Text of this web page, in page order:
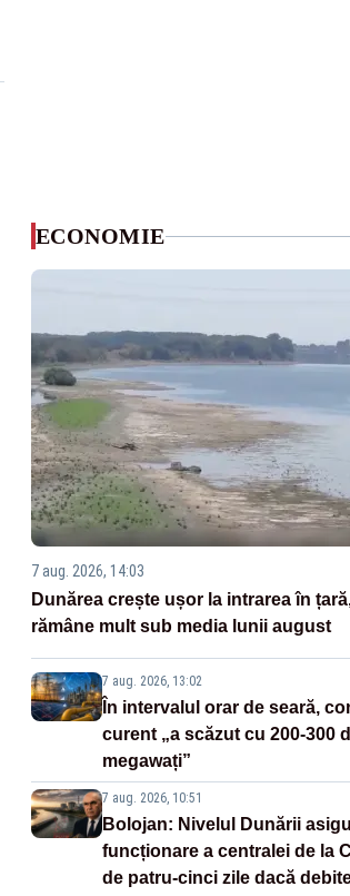
ECONOMIE
7 aug. 2026, 14:03
Dunărea crește ușor la intrarea în
rămâne mult sub media lunii august
7 aug. 2026, 13:02
În intervalul orar de seară,
curent „a scăzut cu 200-300
megawați”
7 aug. 2026, 10:51
Bolojan: Nivelul Dunării
funcționare a centralei de la
de patru-cinci zile dacă